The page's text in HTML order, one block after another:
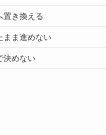
置き換える
まま進めない
決めない